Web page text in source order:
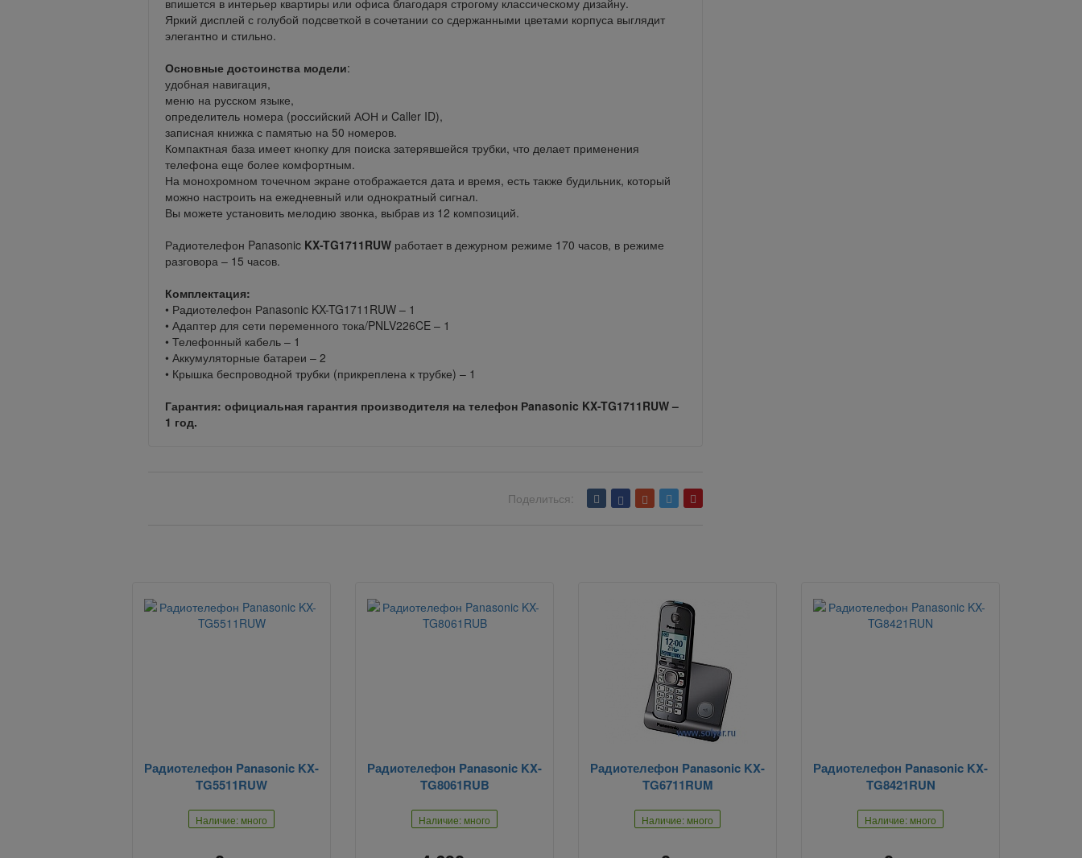
впишется в интерьер квартиры или офиса благодаря строгому классическому дизайну.
Яркий дисплей с голубой подсветкой в сочетании со сдержанными цветами корпуса выглядит
элегантно и стильно.
Основные достоинства модели:
удобная навигация,
меню на русском языке,
определитель номера (российский АОН и Caller ID),
записная книжка с памятью на 50 номеров.
Компактная база имеет кнопку для поиска затерявшейся трубки, что делает применения
телефона еще более комфортным.
На монохромном точечном экране отображается дата и время, есть также будильник, который
можно настроить на ежедневный или однократный сигнал.
Вы можете установить мелодию звонка, выбрав из 12 композиций.
Радиотелефон Panasonic KX-TG1711RUW работает в дежурном режиме 170 часов, в режиме
разговора – 15 часов.
Комплектация:
• Радиотелефон Рanasonic KX-TG1711RUW – 1
• Адаптер для сети переменного тока/PNLV226CE – 1
• Телефонный кабель – 1
• Аккумуляторные батареи – 2
• Крышка беспроводной трубки (прикреплена к трубке) – 1
Гарантия: официальная гарантия производителя на телефон Рanasonic KX-TG1711RUW –
1 год.
Поделиться:
Радиотелефон Panasonic KX-
TG5511RUW
Наличие: много
Радиотелефон Panasonic KX-
TG8061RUB
Наличие: много
Радиотелефон Panasonic KX-
TG6711RUM
Наличие: много
Радиотелефон Panasonic KX-
TG8421RUN
Наличие: много